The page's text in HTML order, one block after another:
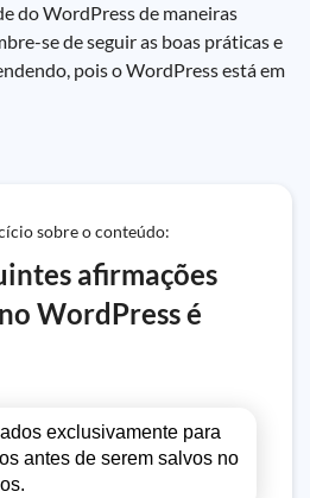
do WordPress de maneiras
se de seguir as boas práticas e
pois o WordPress está em
sobre o conteúdo:
afirmações
WordPress é
exclusivamente para
antes de serem salvos no